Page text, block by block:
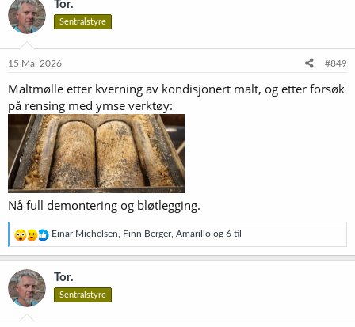
s
j
o
e
:
Tor.
Sentralstyre
15 Mai 2026 #849
Maltmølle etter kverning av kondisjonert malt, og etter forsøk
på rensing med ymse verktøy:
Nå full demontering og bløtlegging.
R
e
a
k
n
Einar Michelsen Finn Berger, Amarillo og 6 til
Tor.
Sentralstyre